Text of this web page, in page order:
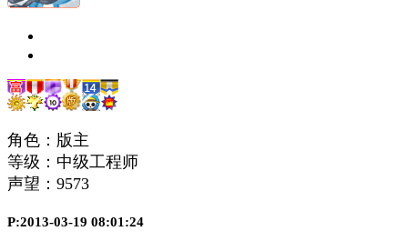
角色：版主
等级：中级工程师
声望： 9573
P:2013-03-19 08:01:24